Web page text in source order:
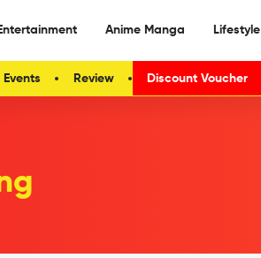
Anime Manga Lifestyle
Events Review Discount Voucher